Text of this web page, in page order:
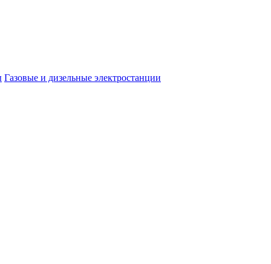
Газовые и дизельные электростанции